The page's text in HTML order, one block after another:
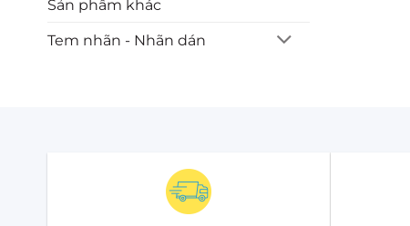
Sản phẩm khác
Tem nhãn - Nhãn dán